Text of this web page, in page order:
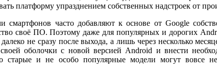
платформу упразднением собственных надстроек от
смартфонов часто добавляют к основе от Google
своё ПО. Поэтому даже для популярных и дорогих
не сразу после выхода, а лишь через несколько
своей оболочки с новой версией Android и внести
старые и не особо популярные модели могут вовсе